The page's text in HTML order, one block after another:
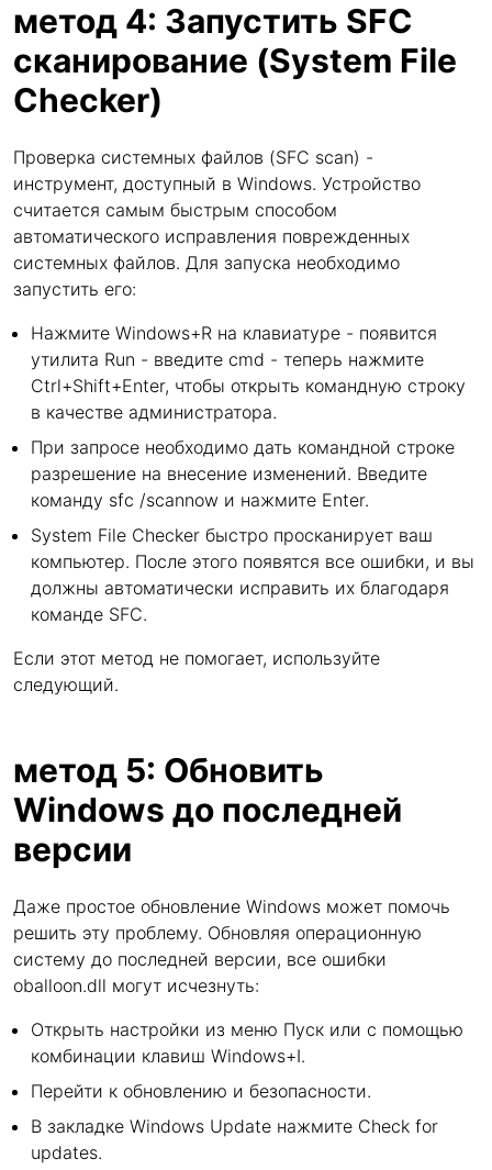
метод 4: Запустить SFC
сканирование (System File
Checker)
Проверка системных файлов (SFC scan) -
инструмент, доступный в Windows. Устройство
считается самым быстрым способом
автоматического исправления поврежденных
системных файлов. Для запуска необходимо
запустить его:
Нажмите Windows+R на клавиатуре - появится
утилита Run - введите cmd - теперь нажмите
Ctrl+Shift+Enter, чтобы открыть командную строку
в качестве администратора.
При запросе необходимо дать командной строке
разрешение на внесение изменений. Введите
команду sfc /scannow и нажмите Enter.
System File Checker быстро просканирует ваш
компьютер. После этого появятся все ошибки, и вы
должны автоматически исправить их благодаря
команде SFC.
Если этот метод не помогает, используйте
следующий.
метод 5: Обновить
Windows до последней
версии
Даже простое обновление Windows может помочь
решить эту проблему. Обновляя операционную
систему до последней версии, все ошибки
oballoon.dll могут исчезнуть:
Открыть настройки из меню Пуск или с помощью
комбинации клавиш Windows+I.
Перейти к обновлению и безопасности.
В закладке Windows Update нажмите Check for
updates.